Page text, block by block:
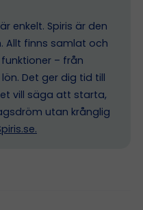
enkelt. Spiris är den
Allt finns samlat och
– från
Det ger dig tid till
vill säga att starta,
utan krånglig
.